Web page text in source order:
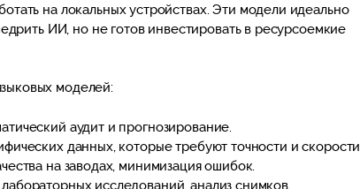
на локальных устройствах. Эти модели идеально
ИИ, но не готов инвестировать в ресурсоемкие
моделей:
аудит и прогнозирование.
данных, которые требуют точности и скорости.
на заводах, минимизация ошибок.
исследований, анализ снимков,